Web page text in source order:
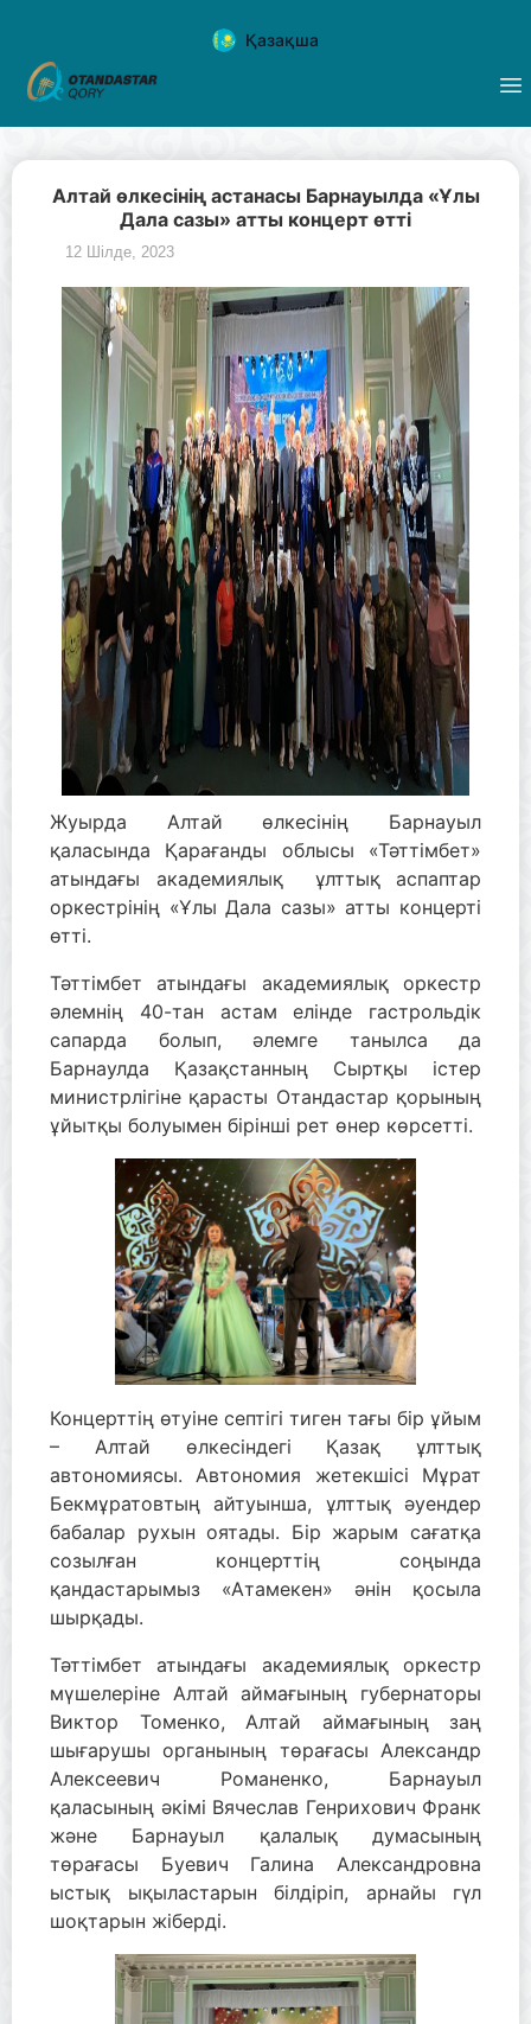
Қазақша
Алтай өлкесінің астанасы Барнауылда «Ұлы
Дала сазы» атты концерт өтті
12 Шілде, 2023
Жуырда Алтай өлкесінің Барнауыл
қаласында Қарағанды облысы «Тәттімбет»
атындағы академиялық ұлттық аспаптар
оркестрінің «Ұлы Дала сазы» атты концерті
өтті.
Тәттімбет атындағы академиялық оркестр
әлемнің 40-тан астам елінде гастрольдік
сапарда болып, әлемге танылса да
Барнаулда Қазақстанның Сыртқы істер
министрлігіне қарасты Отандастар қорының
ұйытқы болуымен бірінші рет өнер көрсетті.
Концерттің өтуіне септігі тиген тағы бір ұйым
– Алтай өлкесіндегі Қазақ ұлттық
автономиясы. Автономия жетекшісі Мұрат
Бекмұратовтың айтуынша, ұлттық әуендер
бабалар рухын оятады. Бір жарым сағатқа
созылған концерттің соңында
қандастарымыз «Атамекен» әнін қосыла
шырқады.
Тәттімбет атындағы академиялық оркестр
мүшелеріне Алтай аймағының губернаторы
Виктор Томенко, Алтай аймағының заң
шығарушы органының төрағасы Александр
Алексеевич Романенко, Барнауыл
қаласының әкімі Вячеслав Генрихович Франк
және Барнауыл қалалық думасының
төрағасы Буевич Галина Александровна
ыстық ықыластарын білдіріп, арнайы гүл
шоқтарын жіберді.